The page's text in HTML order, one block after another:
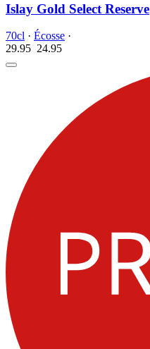
Islay Gold Select Reserve
70cl · Écosse ·
29.95 24.95